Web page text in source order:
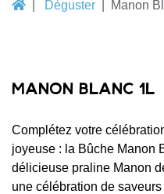
Déguster Manon
Manon Blanc 1L
Complétez votre
joyeuse : la Bûche Manon
délicieuse praline Manon
une célébration de